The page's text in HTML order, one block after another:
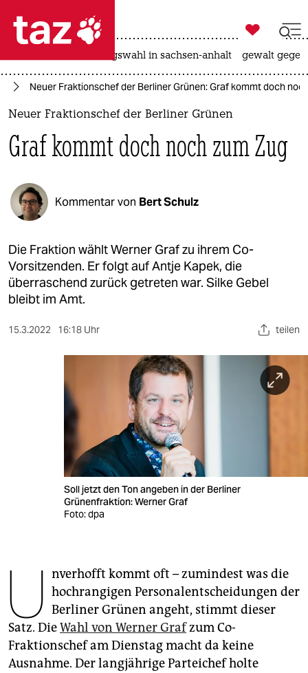
 taz zahl ich
taz zahl ich
politik
öko
gesellschaft
kultur
sport
veranstaltungen
fragen & hilfe
genossenschaft
epaper login

taz zahl ich
landtagswahl in sachsen-anhalt gewalt
Neuer Fraktionschef der Berliner Grünen: Graf kommt doch
Neuer Fraktionschef der Berliner Grünen
Graf kommt doch noch zum Zug
Kommentar von Bert Schulz
Die Fraktion wählt Werner Graf zu ihrem Co-
Vorsitzenden. Er folgt auf Antje Kapek, die
überraschend zurück getreten war. Silke Gebel
bleibt im Amt.
15.3.2022 16:18 Uhr teilen
Soll jetzt den Ton angeben in der Berliner
Grünenfraktion: Werner Graf
Foto: dpa
U nverhofft kommt oft – zumindest was die
hochrangigen Personalentscheidungen der
Berliner Grünen angeht, stimmt dieser
Satz. DieWahl von Werner Grafzum Co-
Fraktionschef am Dienstag macht da keine
Ausnahme. Der langjährige Parteichef holte